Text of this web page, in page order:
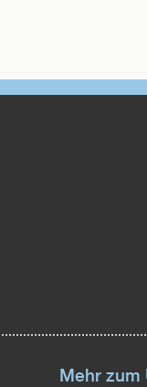
Mehr zum